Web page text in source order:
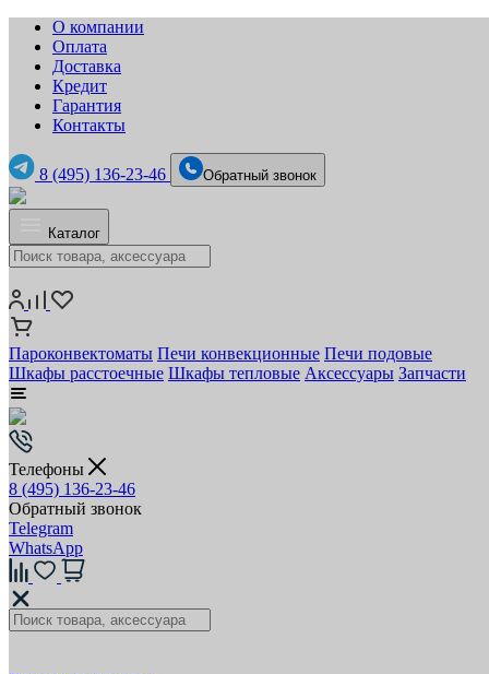
О компании
Оплата
Доставка
Кредит
Гарантия
Контакты
8 (495) 136-23-46 Обратный звонок
Каталог
Пароконвектоматы Печи конвекционные Печи подовые
Шкафы расстоечные Шкафы тепловые Аксессуары Запчасти
Телефоны
8 (495) 136-23-46
Обратный звонок
Telegram
WhatsApp